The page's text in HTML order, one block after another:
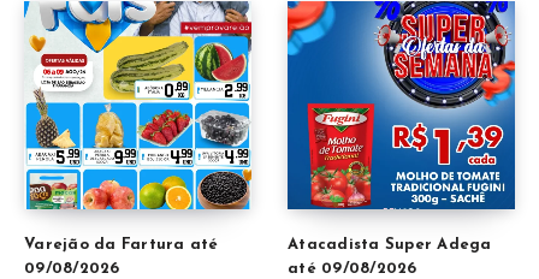
Varejão da Fartura até
09/08/2026
Atacadista Super Adega
até 09/08/2026